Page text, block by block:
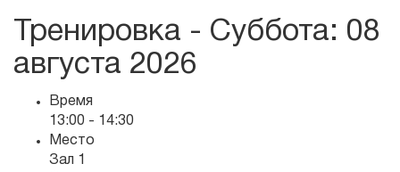
Тренировка - Суббота: 08
августа 2026
Время
13:00 - 14:30
Место
Зал 1